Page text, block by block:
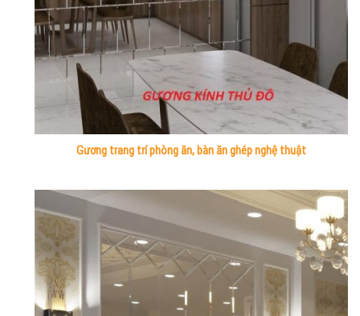
Gương trang trí phòng ăn, bàn ăn ghép nghệ thuật